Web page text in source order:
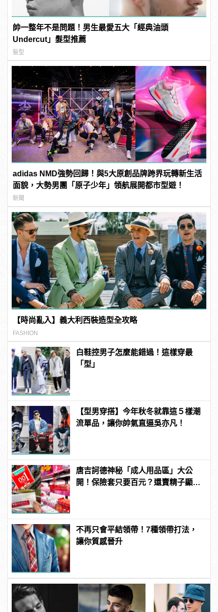
帥一整年不是問題！男生最愛五大「經典油頭
Undercut」髮型推薦
髮型
adidas NMD強勢回歸！與5大原創品牌跨界玩轉新生活
面貌，大勢男團「原子少年」領航展開都市型遊！
新聞
【時尚亂入】義大利西裝造型全攻略
FASHION
白鞋控男子怎麼能錯過！這樣穿最
「型」
【型男穿搭】今年秋冬就靠這５樣潮
流單品，讓你帥氣直逼吳亦凡！
唐吉訶德神秘「成人用品區」大公
開！保險套只要百元？還賣精子顯微
不再只會平結領帶！7種領帶打法，
讓你質感晉升